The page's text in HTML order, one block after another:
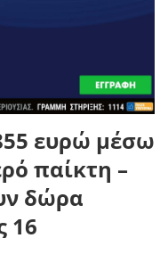
ευρώ μέσω
παίκτη –
δώρα
16